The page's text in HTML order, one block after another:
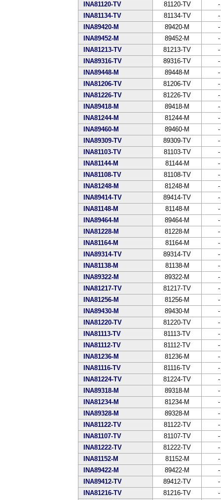
INA81120-TV
81120-TV
-
INA81134-TV
81134-TV
-
INA89420-M
89420-M
-
INA89452-M
89452-M
-
INA81213-TV
81213-TV
-
INA89316-TV
89316-TV
-
INA89448-M
89448-M
-
INA81206-TV
81206-TV
-
INA81226-TV
81226-TV
-
INA89418-M
89418-M
-
INA81244-M
81244-M
-
INA89460-M
89460-M
-
INA89309-TV
89309-TV
-
INA81103-TV
81103-TV
-
INA81144-M
81144-M
-
INA81108-TV
81108-TV
-
INA81248-M
81248-M
-
INA89414-TV
89414-TV
-
INA81148-M
81148-M
-
INA89464-M
89464-M
-
INA81228-M
81228-M
-
INA81164-M
81164-M
-
INA89314-TV
89314-TV
-
INA81138-M
81138-M
-
INA89322-M
89322-M
-
INA81217-TV
81217-TV
-
INA81256-M
81256-M
-
INA89430-M
89430-M
-
INA81220-TV
81220-TV
-
INA81113-TV
81113-TV
-
INA81112-TV
81112-TV
-
INA81236-M
81236-M
-
INA81116-TV
81116-TV
-
INA81224-TV
81224-TV
-
INA89318-M
89318-M
-
INA81234-M
81234-M
-
INA89328-M
89328-M
-
INA81122-TV
81122-TV
-
INA81107-TV
81107-TV
-
INA81222-TV
81222-TV
-
INA81152-M
81152-M
-
INA89422-M
89422-M
-
INA89412-TV
89412-TV
-
INA81216-TV
81216-TV
-